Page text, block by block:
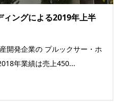
ングによる2019年上半
開発企業の プルックサー・ホ
年業績は売上450...